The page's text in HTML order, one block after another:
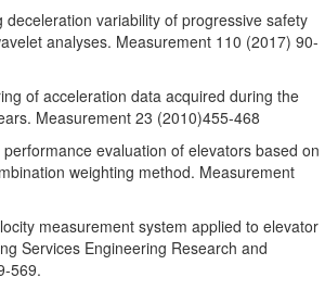
deceleration variability of progressive safety
analyses. Measurement 110 (2017) 90-
of acceleration data acquired during the
Measurement 23 (2010)455-468
evaluation of elevators based on
weighting method. Measurement
measurement system applied to elevator
Services Engineering Research and
569.